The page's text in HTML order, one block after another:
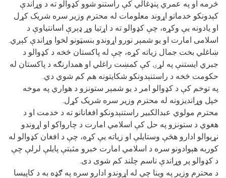
څرمه او په عمري پنډغالي کې راستنو شوو کډوالو ته د وړاندې
کېدونکو خدماتو اړوند معلومات له محترم وزیر سره شریک کړل
او یادونه یې وکړه، چې کډوالو ته د اړتیا وړ ډېرې اسانتیاوې د
اسلامی امارت او یو شمېر نورو اړوندو بنسټونو لخوا وړاندې کېږي.
ښاغلي بخت جمال زیاته کړه، چې له پاکستان څخه د کډوالو د
جبري ایستنې په لړۍ کې کمښت راغلي او همدارنګه د پاکستان له
حکومت څخه د راستنېدونکو شکایتونه هم کم شوي دي.
په توخم کې د کډوالو امر د یو شمېر ستونزو د هواري په موخه
خپل وړاندیزونه له محترم وزیر سره شریک کړل.
محترم مولوي عبدالکبیر راستنېدونکو افغانانو ته د خدمت او د
هغوي د ستونزو په حل کې اسلامي امارت د چارواکو او اړوندو
نړیوالو ادارو هڅې وستایلې او زیاته یې کړه، چې د افغان کډوالو له
کوربه هېوادونو سره د اسلامي امارت خبرو مثبتې پایلې لرلې چې
د کډوالو پر وړاندې ناسم چلند کم شوی دی.
د محترم وزیر په وینا چې له اړوندو ادارو سره په ګډه به د کاپیسا